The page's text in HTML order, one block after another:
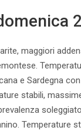
maggiori
e Sardegna
stabili,
Temperature